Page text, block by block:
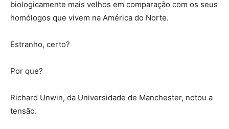
biologicamente mais velhos em comparação com os seus
homólogos que vivem na América do Norte.
Estranho, certo?
Por que?
Richard Unwin, da Universidade de Manchester, notou a
tensão.